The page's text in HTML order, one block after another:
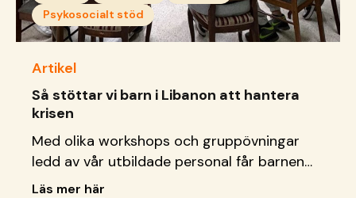
Psykosocialt stöd
Artikel
Så stöttar vi barn i Libanon att hantera
krisen
Med olika workshops och gruppövningar
ledd av vår utbildade personal får barnen
verktyg att förstå och hantera sina känslor.
Läs mer här